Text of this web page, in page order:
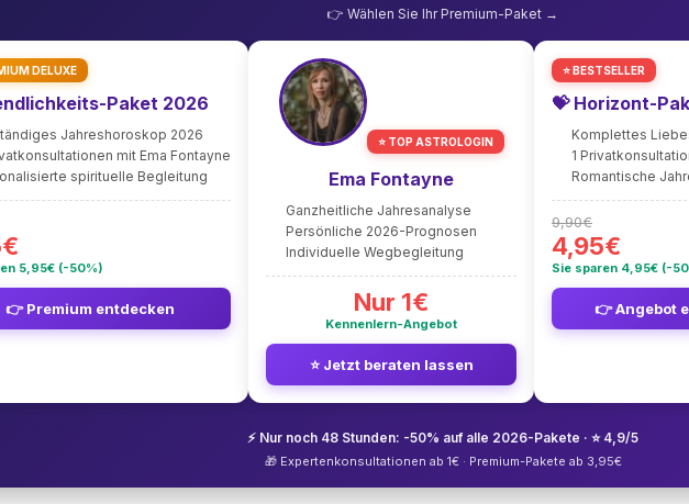
👉 Wählen Sie Ihr Premium-Paket →
DELUXE
Paket 2026
Jahreshoroskop 2026
mit Ema Fontayne
spirituelle Begleitung
5,95€ (-50%)
👉 Premium entdecken
⭐ TOP ASTROLOGIN
Ema Fontayne
Ganzheitliche Jahresanalyse
Persönliche 2026-Prognosen
Individuelle Wegbegleitung
Nur 1€
Kennenlern-Angebot
⭐ Jetzt beraten lassen
⭐ BESTSELLER
💝 Horizont-
Komplettes
1
Romantische
9,90€
4,95€
Sie sparen 4,95€ (-
👉 Angebot
⚡ Nur noch 48 Stunden: -50% auf alle 2026-Pakete · ⭐ 4,9/5
🎁 Expertenkonsultationen ab 1€ · Premium-Pakete ab 3,95€